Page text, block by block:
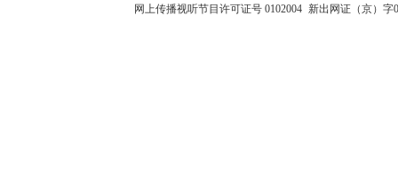
网上传播视听节目许可证号 0102004 新出网证（京）